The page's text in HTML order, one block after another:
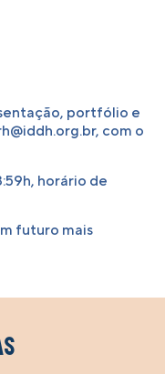
portfólio e
, com o
horário de
futuro mais